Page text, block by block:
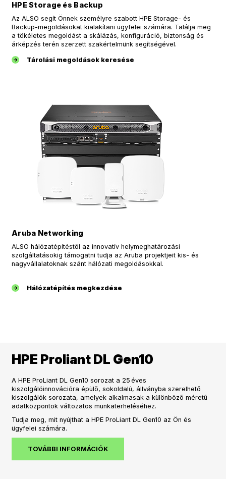
HPE Storage és Backup
Az ALSO segít Önnek személyre szabott HPE Storage- és
Backup-megoldásokat kialakítani ügyfelei számára. Találja meg
a tökéletes megoldást a skálázás, konfiguráció, biztonság és
árképzés terén szerzett szakértelmünk segítségével.
Tárolási megoldások keresése
Aruba Networking
ALSO hálózatépítéstől az innovatív helymeghatározási
szolgáltatásokig támogatni tudja az Aruba projektjeit kis- és
nagyvállalatoknak szánt hálózati megoldásokkal.
Hálózatépítés megkezdése
HPE Proliant DL Gen10
A HPE ProLiant DL Gen10 sorozat a 25 éves
kiszolgálóinnovációra épülő, sokoldalú, állványba szerelhető
kiszolgálók sorozata, amelyek alkalmasak a különböző méretű
adatközpontok változatos munkaterheléséhez.
Tudja meg, mit nyújthat a HPE ProLiant DL Gen10 az Ön és
ügyfelei számára.
TOVÁBBI INFORMÁCIÓK